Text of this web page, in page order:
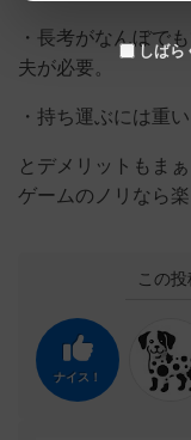
・長考がなんぼで
夫が必要。
・持ち運ぶには重い
とデメリットもま
ゲームのノリなら楽
この投
ナイス！
しばら